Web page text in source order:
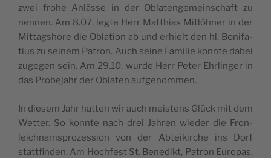
zwei frohe Anlässe in der Obla­ten­ge­mein­schaft zu
nen­nen. Am 8.07. legte Herr Mat­thias Mitlöh­ner in der
Mit­tag­shore die Obla­tion ab und erhielt den hl. Boni­fa­
tius zu sei­nem Patron. Auch seine Fami­lie konnte dabei
zuge­gen sein. Am 29.10. wurde Herr Peter Ehr­lin­ger in
das Pro­be­jahr der Obla­ten aufgenommen.
In die­sem Jahr hat­ten wir auch meis­tens Glück mit dem
Wet­ter. So konnte nach drei Jah­ren wie­der die Fron­
leich­nam­spro­zes­sion von der Abtei­kirche ins Dorf
statt­fin­den. Am Hoch­fest St. Bene­dikt, Patron Euro­pas,